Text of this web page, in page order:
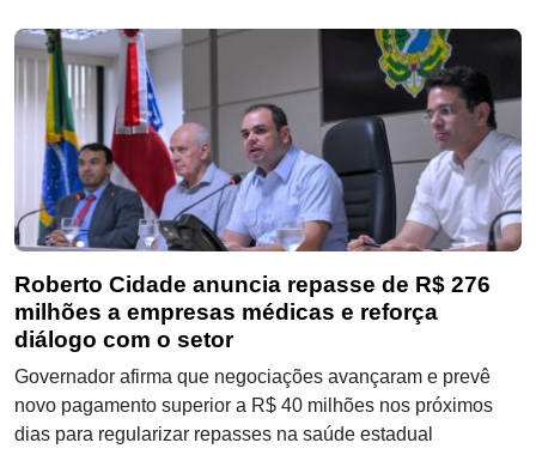
Roberto Cidade anuncia repasse de R$ 276
milhões a empresas médicas e reforça
diálogo com o setor
Governador afirma que negociações avançaram e prevê
novo pagamento superior a R$ 40 milhões nos próximos
dias para regularizar repasses na saúde estadual